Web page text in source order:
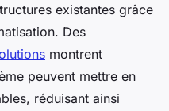
existantes grâce
Des
montrent
peuvent mettre en
réduisant ainsi